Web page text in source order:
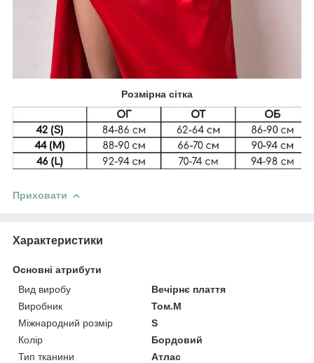
Розмірна сітка
Приховати
Характеристики
Основні атрибути
Вид виробу
Вечірнє плаття
Виробник
Том.М
Міжнародний розмір
S
Колір
Бордовий
Тип тканини
Атлас